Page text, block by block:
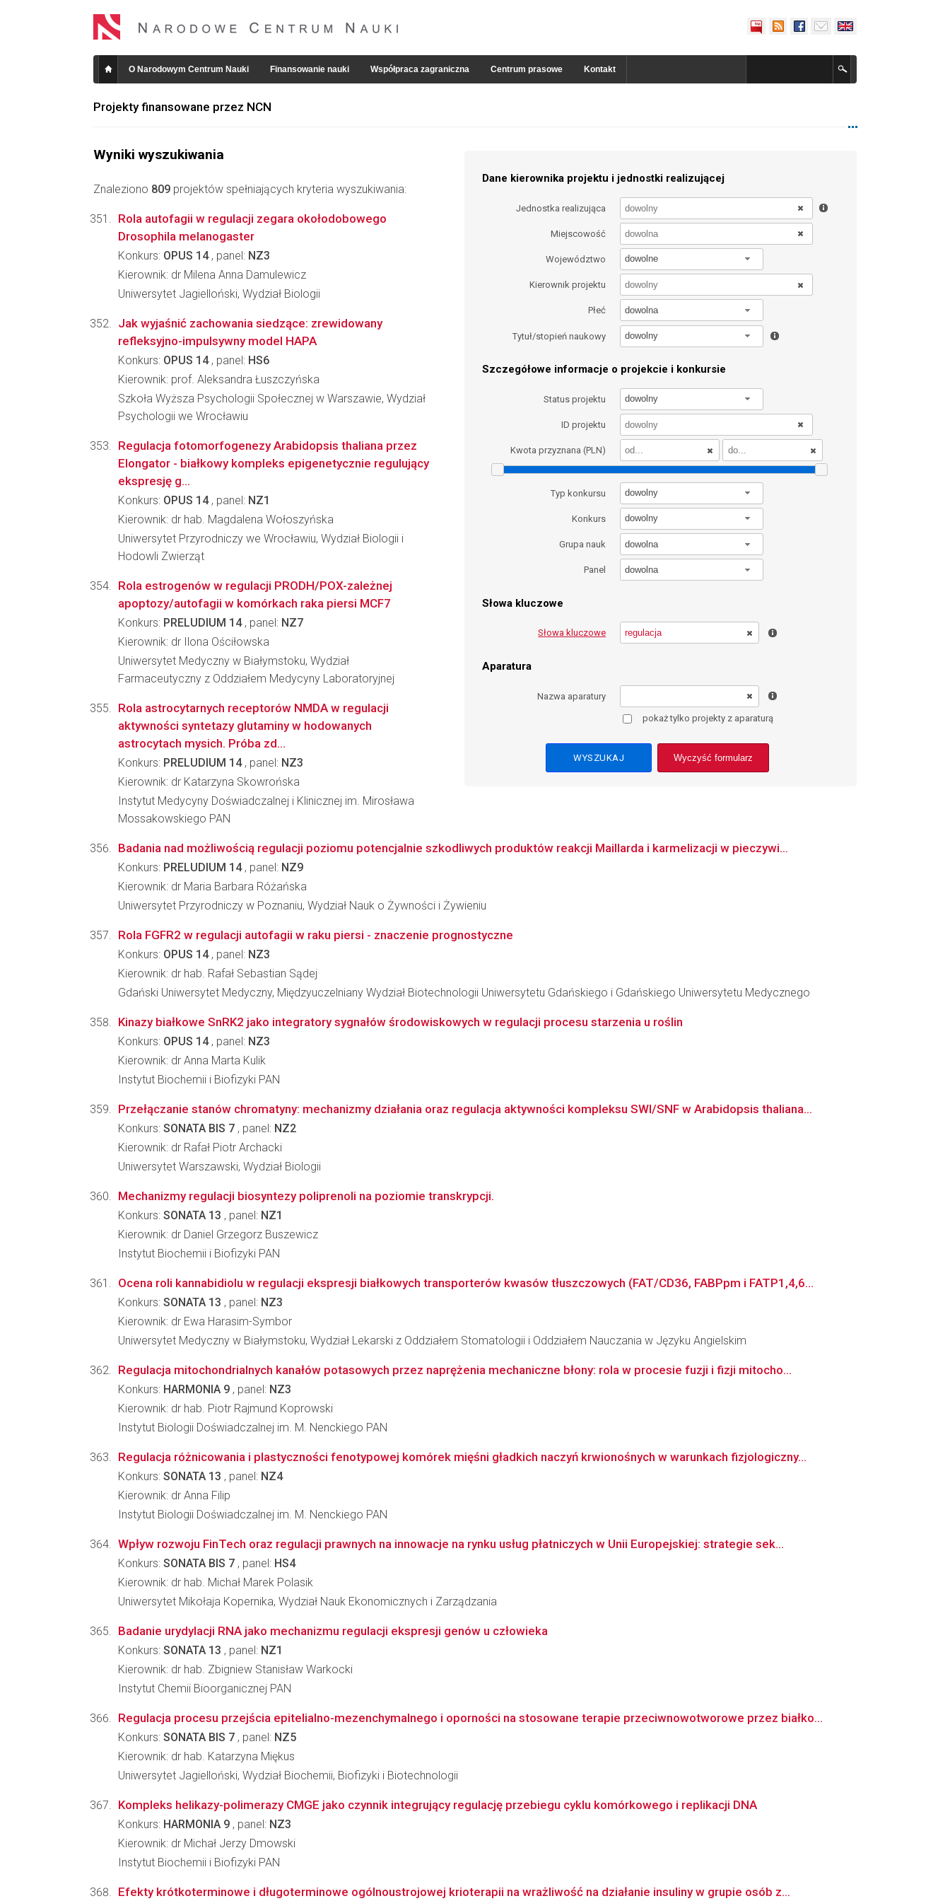
O Narodowym Centrum Nauki Finansowanie nauki Współpraca zagraniczna Centrum prasowe Kontakt
Projekty finansowane przez NCN
Wyniki wyszukiwania
Znaleziono 809 projektów spełniających kryteria wyszukiwania:
Dane kierownika projektu i jednostki realizującej
Jednostka realizująca
Miejscowość
Województwo dowolne
Kierownik projektu
Płeć dowolna
Tytuł/stopień naukowy dowolny
Szczegółowe informacje o projekcie i konkursie
Status projektu dowolny
ID projektu
Kwota przyznana (PLN)
Typ konkursu dowolny
Konkurs dowolny
Grupa nauk dowolna
Panel dowolna
Słowa kluczowe
Słowa kluczowe
Aparatura
Nazwa aparatury
pokaż tylko projekty z aparaturą
Wyczyść formularz
Rola autofagii w regulacji zegara okołodobowego
Drosophila melanogaster
Konkurs: OPUS 14, panel: NZ3
Kierownik: dr Milena Anna Damulewicz
Uniwersytet Jagielloński, Wydział Biologii
Jak wyjaśnić zachowania siedzące: zrewidowany
refleksyjno-impulsywny model HAPA
Konkurs: OPUS 14, panel: HS6
Kierownik: prof. Aleksandra Łuszczyńska
Szkoła Wyższa Psychologii Społecznej w Warszawie, Wydział
Psychologii we Wrocławiu
Regulacja fotomorfogenezy Arabidopsis thaliana przez
Elongator - białkowy kompleks epigenetycznie regulujący
ekspresję g...
Konkurs: OPUS 14, panel: NZ1
Kierownik: dr hab. Magdalena Wołoszyńska
Uniwersytet Przyrodniczy we Wrocławiu, Wydział Biologii i
Hodowli Zwierząt
Rola estrogenów w regulacji PRODH/POX-zależnej
apoptozy/autofagii w komórkach raka piersi MCF7
Konkurs: PRELUDIUM 14, panel: NZ7
Kierownik: dr Ilona Ościłowska
Uniwersytet Medyczny w Białymstoku, Wydział
Farmaceutyczny z Oddziałem Medycyny Laboratoryjnej
Rola astrocytarnych receptorów NMDA w regulacji
aktywności syntetazy glutaminy w hodowanych
astrocytach mysich. Próba zd...
Konkurs: PRELUDIUM 14, panel: NZ3
Kierownik: dr Katarzyna Skowrońska
Instytut Medycyny Doświadczalnej i Klinicznej im. Mirosława
Mossakowskiego PAN
Badania nad możliwością regulacji poziomu potencjalnie szkodliwych produktów reakcji Maillarda i karmelizacji w pieczywi...
Konkurs: PRELUDIUM 14, panel: NZ9
Kierownik: dr Maria Barbara Różańska
Uniwersytet Przyrodniczy w Poznaniu, Wydział Nauk o Żywności i Żywieniu
Rola FGFR2 w regulacji autofagii w raku piersi - znaczenie prognostyczne
Konkurs: OPUS 14, panel: NZ3
Kierownik: dr hab. Rafał Sebastian Sądej
Gdański Uniwersytet Medyczny, Międzyuczelniany Wydział Biotechnologii Uniwersytetu Gdańskiego i Gdańskiego Uniwersytetu Medycznego
Kinazy białkowe SnRK2 jako integratory sygnałów środowiskowych w regulacji procesu starzenia u roślin
Konkurs: OPUS 14, panel: NZ3
Kierownik: dr Anna Marta Kulik
Instytut Biochemii i Biofizyki PAN
Przełączanie stanów chromatyny: mechanizmy działania oraz regulacja aktywności kompleksu SWI/SNF w Arabidopsis thaliana...
Konkurs: SONATA BIS 7 , panel: NZ2
Kierownik: dr Rafał Piotr Archacki
Uniwersytet Warszawski, Wydział Biologii
Mechanizmy regulacji biosyntezy poliprenoli na poziomie transkrypcji.
Konkurs: SONATA 13 , panel: NZ1
Kierownik: dr Daniel Grzegorz Buszewicz
Instytut Biochemii i Biofizyki PAN
Ocena roli kannabidiolu w regulacji ekspresji białkowych transporterów kwasów tłuszczowych (FAT/CD36, FABPpm i FATP1,4,6...
Konkurs: SONATA 13 , panel: NZ3
Kierownik: dr Ewa Harasim-Symbor
Uniwersytet Medyczny w Białymstoku, Wydział Lekarski z Oddziałem Stomatologii i Oddziałem Nauczania w Języku Angielskim
Regulacja mitochondrialnych kanałów potasowych przez naprężenia mechaniczne błony: rola w procesie fuzji i fizji mitocho...
Konkurs: HARMONIA 9 , panel: NZ3
Kierownik: dr hab. Piotr Rajmund Koprowski
Instytut Biologii Doświadczalnej im. M. Nenckiego PAN
Regulacja różnicowania i plastyczności fenotypowej komórek mięśni gładkich naczyń krwionośnych w warunkach fizjologiczny...
Konkurs: SONATA 13 , panel: NZ4
Kierownik: dr Anna Filip
Instytut Biologii Doświadczalnej im. M. Nenckiego PAN
Wpływ rozwoju FinTech oraz regulacji prawnych na innowacje na rynku usług płatniczych w Unii Europejskiej: strategie sek...
Konkurs: SONATA BIS 7 , panel: HS4
Kierownik: dr hab. Michał Marek Polasik
Uniwersytet Mikołaja Kopernika, Wydział Nauk Ekonomicznych i Zarządzania
Badanie urydylacji RNA jako mechanizmu regulacji ekspresji genów u człowieka
Konkurs: SONATA 13 , panel: NZ1
Kierownik: dr hab. Zbigniew Stanisław Warkocki
Instytut Chemii Bioorganicznej PAN
Regulacja procesu przejścia epitelialno-mezenchymalnego i oporności na stosowane terapie przeciwnowotworowe przez białko...
Konkurs: SONATA BIS 7 , panel: NZ5
Kierownik: dr hab. Katarzyna Miękus
Uniwersytet Jagielloński, Wydział Biochemii, Biofizyki i Biotechnologii
Kompleks helikazy-polimerazy CMGE jako czynnik integrujący regulację przebiegu cyklu komórkowego i replikacji DNA
Konkurs: HARMONIA 9 , panel: NZ3
Kierownik: dr Michał Jerzy Dmowski
Instytut Biochemii i Biofizyki PAN
Efekty krótkoterminowe i długoterminowe ogólnoustrojowej krioterapii na wrażliwość na działanie insuliny w grupie osób z...